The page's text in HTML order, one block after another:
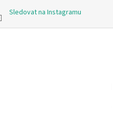
Sledovat na Instagramu